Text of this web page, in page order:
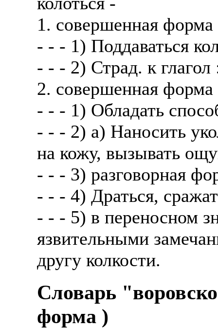
1. совершенная форма
- - - 1) Поддаваться
- - - 2) Страд. к
2. совершенная форма
- - - 1) Обладать
- - - 2) а) Наносить
на кожу, вызывать
- - - 3) разговорная
- - - 4) Драться,
- - - 5) в переносном
язвительными
другу колкости.
Словарь
форма )